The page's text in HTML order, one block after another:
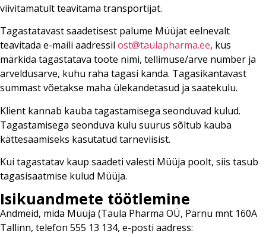
viivitamatult teavitama transportijat.
Tagastatavast saadetisest palume Müüjat eelnevalt
teavitada e-maili aadressil ost@taulapharma.ee, kus
märkida tagastatava toote nimi, tellimuse/arve number ja
arveldusarve, kuhu raha tagasi kanda. Tagasikantavast
summast võetakse maha ülekandetasud ja saatekulu.
Klient kannab kauba tagastamisega seonduvad kulud.
Tagastamisega seonduva kulu suurus sõltub kauba
kättesaamiseks kasutatud tarneviisist.
Kui tagastatav kaup saadeti valesti Müüja poolt, siis tasub
tagasisaatmise kulud Müüja.
Isikuandmete töötlemine
Andmeid, mida Müüja (Taula Pharma OÜ, Pärnu mnt 160A
Tallinn, telefon 555 13 134, e-posti aadress: